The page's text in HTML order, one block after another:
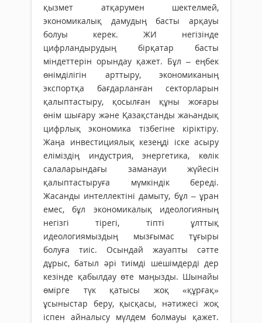
қызмет атқарумен шектелмей,
экономикалық дамудың басты арқауы
болуы керек. ЖИ негізінде
цифрландырудың бірқатар басты
міндеттерін орындау қажет. Бұл – еңбек
өнімділігін арттыру, экономиканың
экспортқа бағдарланған секторларын
қалыптастыру, қосылған құны жоғары
өнім шығару және Қазақстанды жаһандық
цифрлық экономика тізбегіне кіріктіру.
Жаңа инвестициялық кезеңді іске асыру
еліміздің индустрия, энергетика, көлік
салаларындағы заманауи жүйесін
қалыптастыруға мүмкіндік береді.
Жасанды интеллектіні дамыту, бұл – ұран
емес, бұл эко­номикалық идеологияның
негізгі тірегі, тіпті ұлттық
идеологиямыздың мызғымас тұғыры
болуға тиіс. Осындай жауапты сәтте
дұрыс, батыл әрі тиімді шешімдерді дер
кезінде қабылдау өте маңызды. Шынайы
өмірге түк қатысы жоқ «құрғақ»
ұсыныстар беру, қысқасы, нәтижесі жоқ
іспен айналысу мүлдем болмауы қажет.